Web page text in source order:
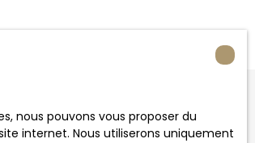
?
nous pouvons vous proposer du
internet. Nous utiliserons uniquement